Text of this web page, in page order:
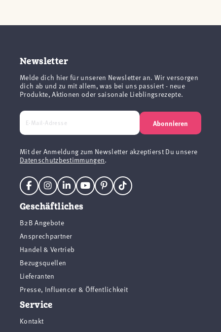
Newsletter
Melde dich hier für unseren Newsletter an. Wir versorgen
dich ab und zu mit allem, was bei uns passiert - neue
Produkte, Aktionen oder saisonale Lieblingsrezepte.
Abonnieren
Mit der Anmeldung zum Newsletter akzeptierst Du unsere
Datenschutzbestimmungen.
Geschäftliches
B2B Angebote
Ansprechpartner
Handel & Vertrieb
Bezugsquellen
Lieferanten
Presse, Influencer & Öffentlichkeit
Service
Kontakt